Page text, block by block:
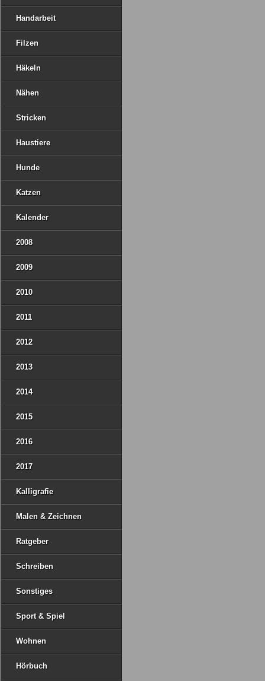
Handarbeit
Filzen
Häkeln
Nähen
Stricken
Haustiere
Hunde
Katzen
Kalender
2008
2009
2010
2011
2012
2013
2014
2015
2016
2017
Kalligrafie
Malen & Zeichnen
Ratgeber
Schreiben
Sonstiges
Sport & Spiel
Wohnen
Hörbuch